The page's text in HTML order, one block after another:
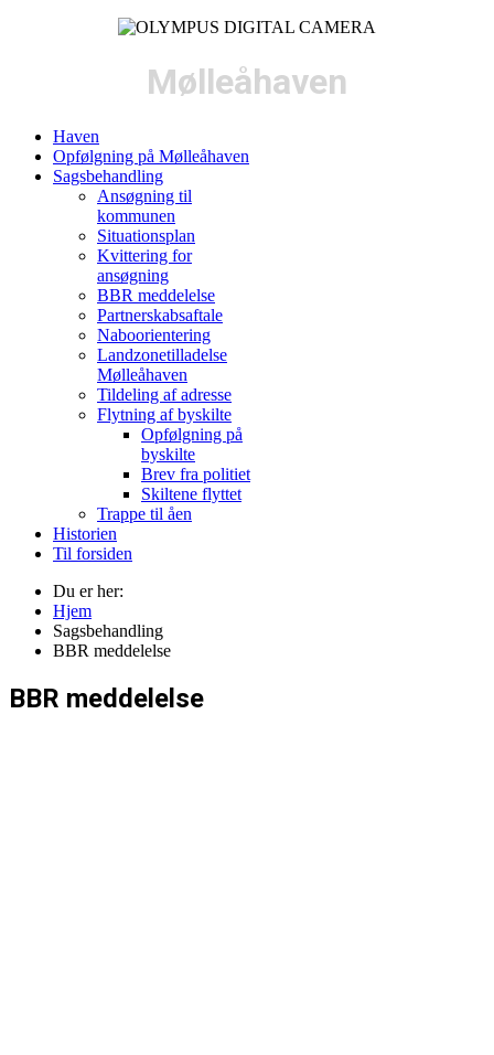
Mølleåhaven
Haven
Opfølgning på Mølleåhaven
Sagsbehandling
Ansøgning til
kommunen
Situationsplan
Kvittering for
ansøgning
BBR meddelelse
Partnerskabsaftale
Naboorientering
Landzonetilladelse
Mølleåhaven
Tildeling af adresse
Flytning af byskilte
Opfølgning på
byskilte
Brev fra politiet
Skiltene flyttet
Trappe til åen
Historien
Til forsiden
Du er her:
Hjem
Sagsbehandling
BBR meddelelse
BBR meddelelse